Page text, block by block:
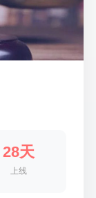
28天
上线